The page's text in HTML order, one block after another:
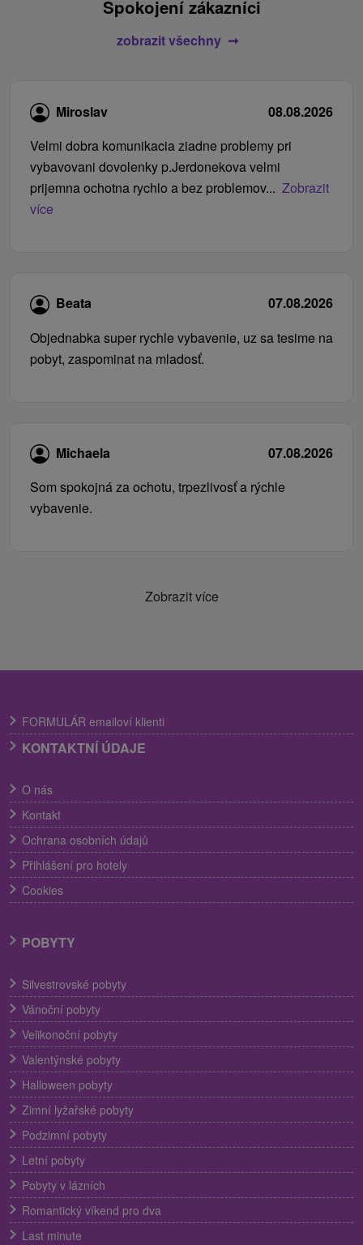
Spokojení zákazníci
zobrazit všechny
Miroslav
08.08.2026
Velmi dobra komunikacia ziadne problemy pri
vybavovani dovolenky p.Jerdonekova velmi
prijemna ochotna rychlo a bez problemov... Zobrazit
více
Beata
07.08.2026
Objednabka super rychle vybavenie, uz sa tesime na
pobyt, zaspominat na mladosť.
Michaela
07.08.2026
Som spokojná za ochotu, trpezlivosť a rýchle
vybavenie.
Zobrazit více
FORMULÁR emailoví klienti
KONTAKTNÍ ÚDAJE
O nás
Kontakt
Ochrana osobních údajů
Přihlášení pro hotely
Cookies
POBYTY
Silvestrovské pobyty
Vánoční pobyty
Velikonoční pobyty
Valentýnské pobyty
Halloween pobyty
Zimní lyžařské pobyty
Podzimní pobyty
Letní pobyty
Pobyty v lázních
Romantický víkend pro dva
Last minute